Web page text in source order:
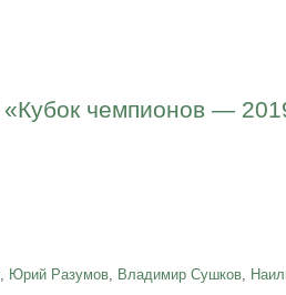
чемпионов —
, Юрий Разумов, Владимир Сушков,